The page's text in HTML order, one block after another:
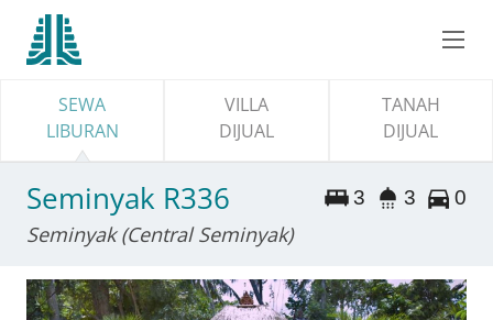
SEWA
LIBURAN
VILLA
DIJUAL
TANAH
DIJUAL
Seminyak R336
Seminyak (Central Seminyak)
3 3 0